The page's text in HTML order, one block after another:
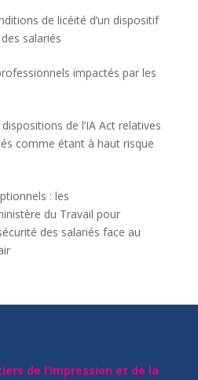
de licéité d’un dispositif
salariés
impactés par les
de l’IA Act relatives
comme étant à haut risque
: les
du Travail pour
des salariés face au
de l’Impression et de la